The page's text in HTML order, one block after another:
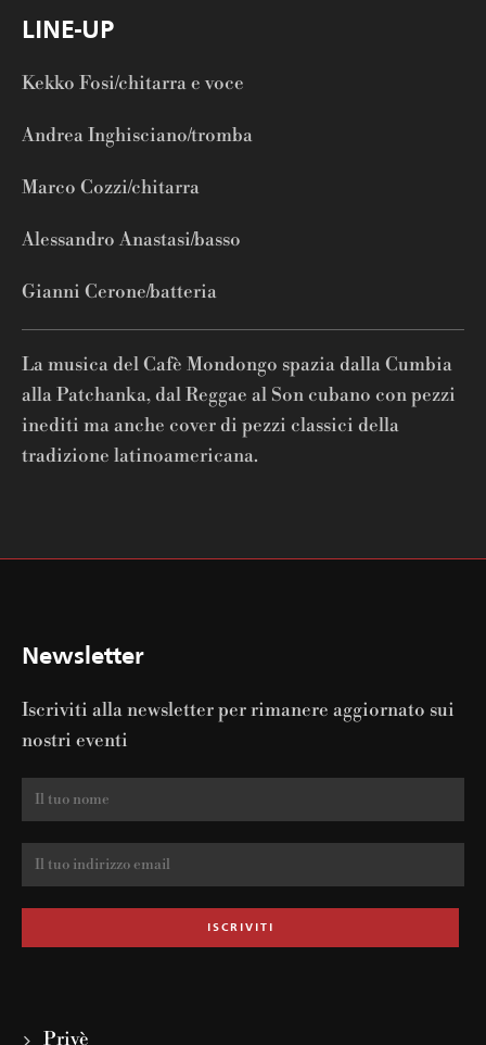
LINE-UP
Kekko Fosi/chitarra e voce
Andrea Inghisciano/tromba
Marco Cozzi/chitarra
Alessandro Anastasi/basso
Gianni Cerone/batteria
La musica del Cafè Mondongo spazia dalla Cumbia
alla Patchanka, dal Reggae al Son cubano con pezzi
inediti ma anche cover di pezzi classici della
tradizione latinoamericana.
Newsletter
Iscriviti alla newsletter per rimanere aggiornato sui
nostri eventi
Privè